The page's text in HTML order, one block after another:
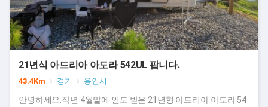
21년식 아드리아 아도라 542UL 팝니다.
43.4Km 경기 용인시
안녕하세요.작년 4월말에 인도 받은 21년형 아드리아 아도라 54